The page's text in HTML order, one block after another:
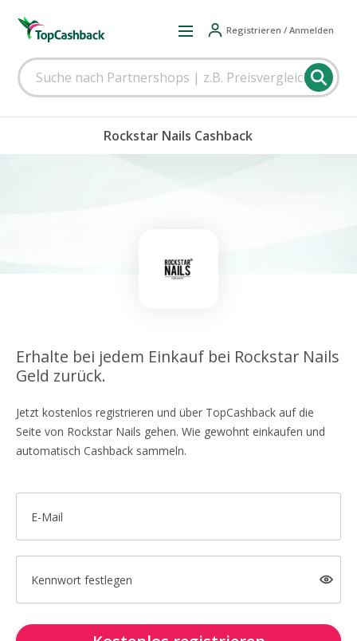
Registrieren / Anmelden
Rockstar Nails Cashback
Erhalte bei jedem Einkauf bei Rockstar Nails
Geld zurück.
Jetzt kostenlos registrieren und über TopCashback auf die
Seite von Rockstar Nails gehen. Wie gewohnt einkaufen und
automatisch Cashback sammeln.
E-Mail
Kennwort festlegen